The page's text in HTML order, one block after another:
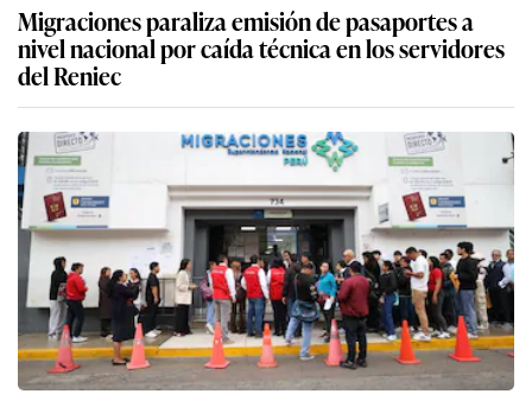
Migraciones paraliza emisión de pasaportes a
nivel nacional por caída técnica en los servidores
del Reniec